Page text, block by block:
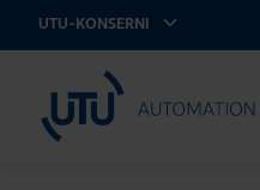
UTU-KONSERNI
UTU Automation